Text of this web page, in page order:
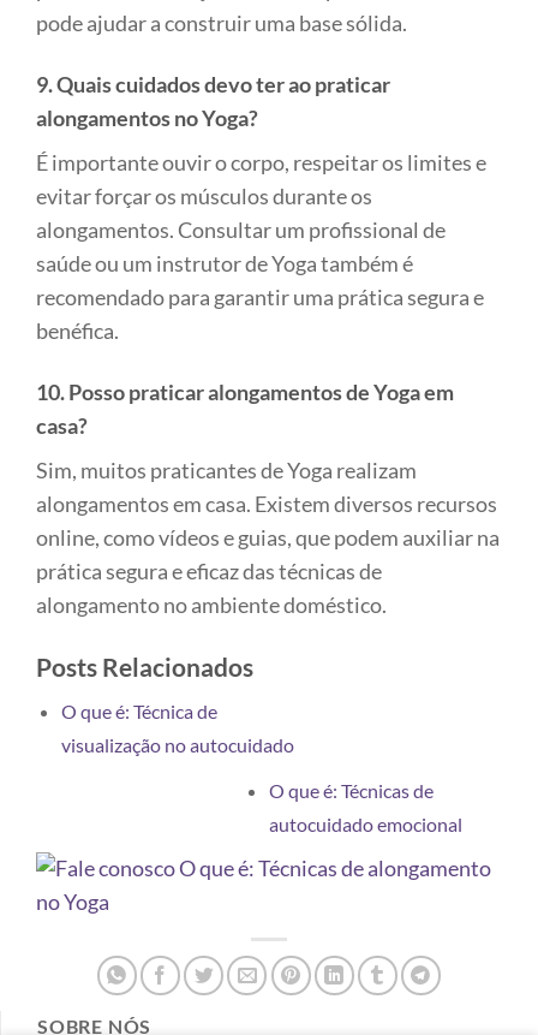
pode ajudar a construir uma base sólida.
9. Quais cuidados devo ter ao praticar
alongamentos no Yoga?
É importante ouvir o corpo, respeitar os limites e
evitar forçar os músculos durante os
alongamentos. Consultar um profissional de
saúde ou um instrutor de Yoga também é
recomendado para garantir uma prática segura e
benéfica.
10. Posso praticar alongamentos de Yoga em
casa?
Sim, muitos praticantes de Yoga realizam
alongamentos em casa. Existem diversos recursos
online, como vídeos e guias, que podem auxiliar na
prática segura e eficaz das técnicas de
alongamento no ambiente doméstico.
Posts Relacionados
O que é: Técnica de
visualização no autocuidado
O que é: Técnicas de
autocuidado emocional
SOBRE NÓS